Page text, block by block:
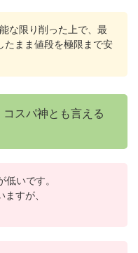
な限り削った上で、最
たまま値段を極限まで安
スパ神とも言える
いです。
すが、